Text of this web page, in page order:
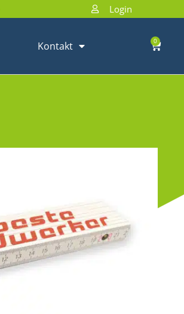
Login
Kontakt 0